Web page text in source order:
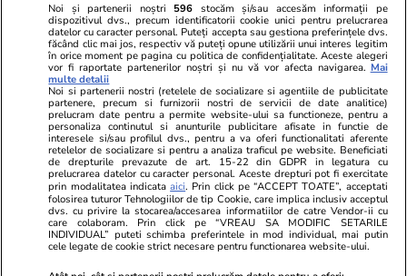
Vacanțe și Cultură 03 aug.
Orașul italian mai puțin cunoscut
de turiști, unde barurile sunt
deschide până la ora 01:30 și o
bere costă 5 euro
Vacanțe și
Numărul de
masiv în
se va
soare din
Lifestyle 01 aug.
Noi și partenerii noștri 596 stocăm și/sau accesăm informații pe
dispozitivul dvs., precum identificatorii cookie unici pentru prelucrarea
datelor cu caracter personal. Puteți accepta sau gestiona preferințele dvs.
făcând clic mai jos, respectiv vă puteți opune utilizării unui interes legitim
în orice moment pe pagina cu politica de confidențialitate. Aceste alegeri
vor fi raportate partenerilor noștri și nu vă vor afecta navigarea. Mai
multe detalii
Noi si partenerii nostri (retelele de socializare si agentiile de publicitate
partenere, precum si furnizorii nostri de servicii de date analitice)
prelucram date pentru a permite website-ului sa functioneze, pentru a
personaliza continutul si anunturile publicitare afisate in functie de
interesele si/sau profilul dvs., pentru a va oferi functionalitati aferente
retelelor de socializare si pentru a analiza traficul pe website. Beneficiati
de drepturile prevazute de art. 15-22 din GDPR in legatura cu
prelucrarea datelor cu caracter personal. Aceste drepturi pot fi exercitate
prin modalitatea indicataaici. Prin click pe “ACCEPT TOATE”, acceptati
folosirea tuturor Tehnologiilor de tip Cookie, care implica inclusiv acceptul
dvs. cu privire la stocarea/accesarea informatiilor de catre Vendor-ii cu
care colaboram. Prin click pe “VREAU SA MODIFIC SETARILE
INDIVIDUAL” puteti schimba preferintele in mod individual, mai putin
cele legate de cookie strict necesare pentru functionarea website-ului.